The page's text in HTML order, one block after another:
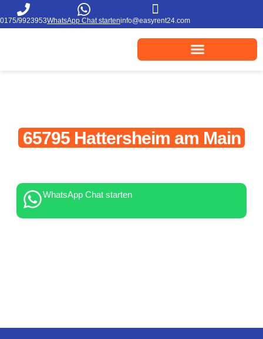
0175/9923953WhatsApp Chat starteninfo@easyrent24.com
65795 Hattersheim am Main
WhatsApp Chat starten